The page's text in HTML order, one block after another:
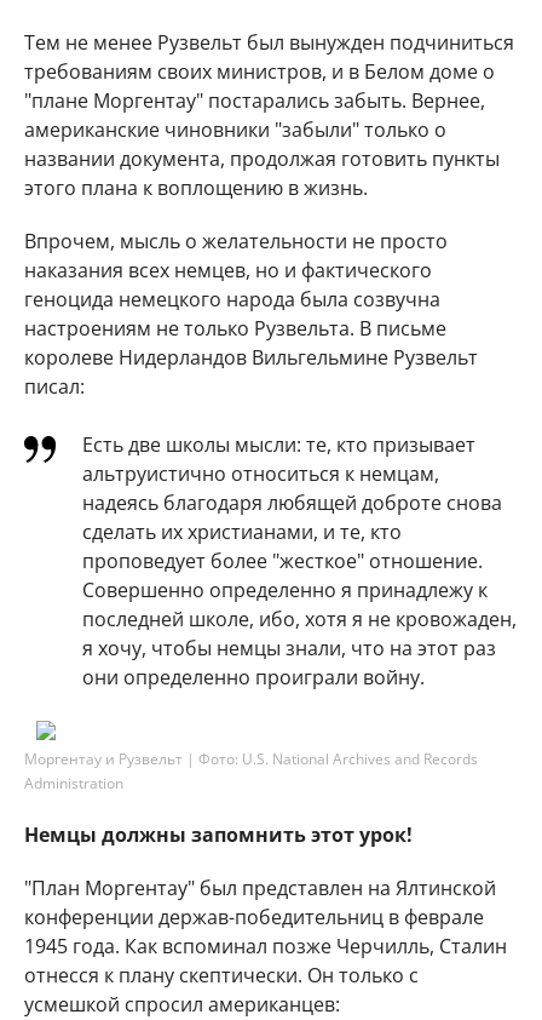
Тем не менее Рузвельт был вынужден подчиниться
требованиям своих министров, и в Белом доме о
"плане Моргентау" постарались забыть. Вернее,
американские чиновники "забыли" только о
названии документа, продолжая готовить пункты
этого плана к воплощению в жизнь.
Впрочем, мысль о желательности не просто
наказания всех немцев, но и фактического
геноцида немецкого народа была созвучна
настроениям не только Рузвельта. В письме
королеве Нидерландов Вильгельмине Рузвельт
писал:
Есть две школы мысли: те, кто призывает
альтруистично относиться к немцам,
надеясь благодаря любящей доброте снова
сделать их христианами, и те, кто
проповедует более "жесткое" отношение.
Совершенно определенно я принадлежу к
последней школе, ибо, хотя я не кровожаден,
я хочу, чтобы немцы знали, что на этот раз
они определенно проиграли войну.
Моргентау и Рузвельт | Фото: U.S. National Archives and Records
Administration
Немцы должны запомнить этот урок!
"План Моргентау" был представлен на Ялтинской
конференции держав-победительниц в феврале
1945 года. Как вспоминал позже Черчилль, Сталин
отнесся к плану скептически. Он только с
усмешкой спросил американцев: